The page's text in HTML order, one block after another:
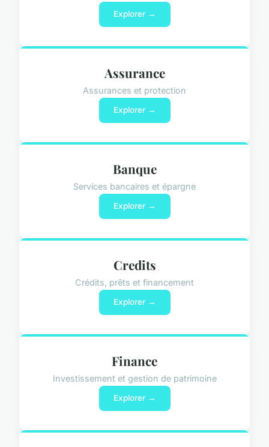
Explorer →
Assurance
Assurances et protection
Explorer →
Banque
Services bancaires et épargne
Explorer →
Credits
Crédits, prêts et financement
Explorer →
Finance
Investissement et gestion de patrimoine
Explorer →